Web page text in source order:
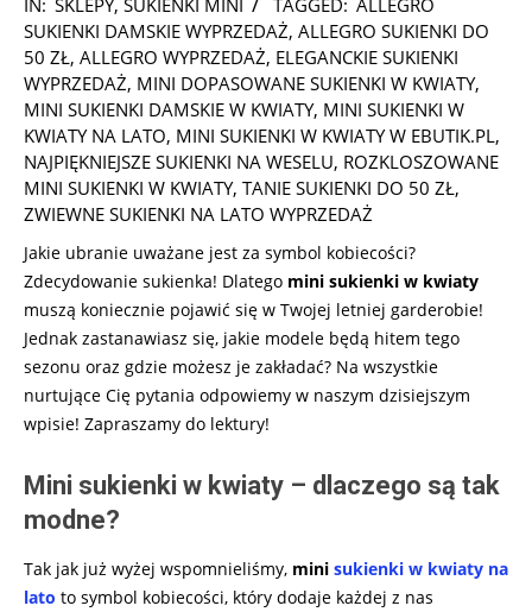
03-
07
SUKIENKI DAMSKIE WYPRZEDAŻ, ALLEGRO SUKIENKI DO
50 ZŁ, ALLEGRO WYPRZEDAŻ, ELEGANCKIE SUKIENKI
WYPRZEDAŻ, MINI DOPASOWANE SUKIENKI W KWIATY,
MINI SUKIENKI DAMSKIE W KWIATY, MINI SUKIENKI W
KWIATY NA LATO, MINI SUKIENKI W KWIATY W EBUTIK.PL,
NAJPIĘKNIEJSZE SUKIENKI NA WESELU, ROZKLOSZOWANE
MINI SUKIENKI W KWIATY, TANIE SUKIENKI DO 50 ZŁ,
ZWIEWNE SUKIENKI NA LATO WYPRZEDAŻ
Jakie ubranie uważane jest za symbol kobiecości?
Zdecydowanie sukienka! Dlatego mini sukienki w kwiaty
muszą koniecznie pojawić się w Twojej letniej garderobie!
Jednak zastanawiasz się, jakie modele będą hitem tego
sezonu oraz gdzie możesz je zakładać? Na wszystkie
nurtujące Cię pytania odpowiemy w naszym dzisiejszym
wpisie! Zapraszamy do lektury!
Mini sukienki w kwiaty – dlaczego są tak
modne?
Tak jak już wyżej wspomnieliśmy, mini sukienki w kwiaty na
lato to symbol kobiecości, który dodaje każdej z nas